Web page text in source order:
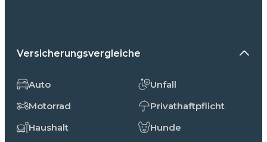
Versicherungsvergleiche
Auto
Motorrad
Haushalt
Unfall
Privathaftpflicht
Hunde